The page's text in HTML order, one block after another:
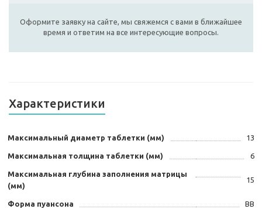
Оформите заявку на сайте, мы свяжемся с вами в ближайшее
время и ответим на все интересующие вопросы.
Характеристики
Максимальный диаметр таблетки (мм) 13
Максимальная толщина таблетки (мм) 6
Максимальная глубина заполнения матрицы
(мм)
15
Форма пуансона ВВ